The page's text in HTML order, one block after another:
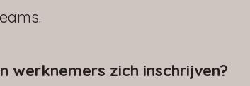
werknemers zich inschrijven?